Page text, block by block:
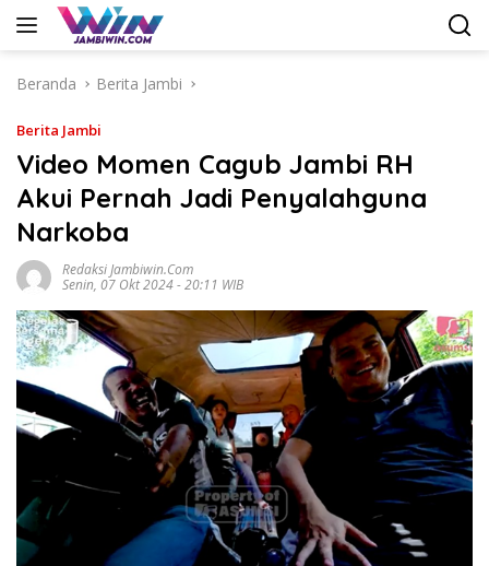
Langsung
Beranda
Berita Jambi
Berita Jambi
Video Momen Cagub Jambi RH
Akui Pernah Jadi Penyalahguna
Narkoba
Redaksi Jambiwin.com
Senin, 07 Okt 2024 - 20:11 WIB